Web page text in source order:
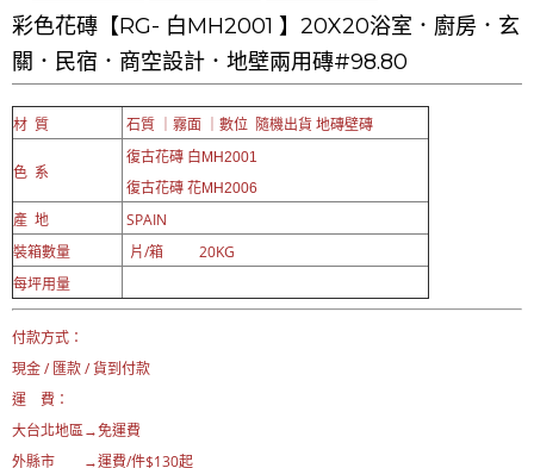
彩色花磚【RG- 白MH2001 】20X20浴室．廚房．玄
關．民宿．商空設計．地壁兩用磚#98.80
材 質 石質 ｜霧面 ｜數位 隨機出貨 地磚壁磚
色 系
復古花磚 白MH2001
復古花磚 花MH2006
產 地
SPAIN
裝箱數量
片/箱 20KG
每坪用量
付款方式：
現金 / 匯款 / 貨到付款
運 費：
大台北地區→免運費
外縣市 →運費/件$130起